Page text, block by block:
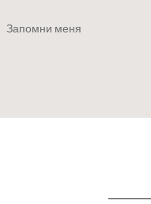
Запомни меня